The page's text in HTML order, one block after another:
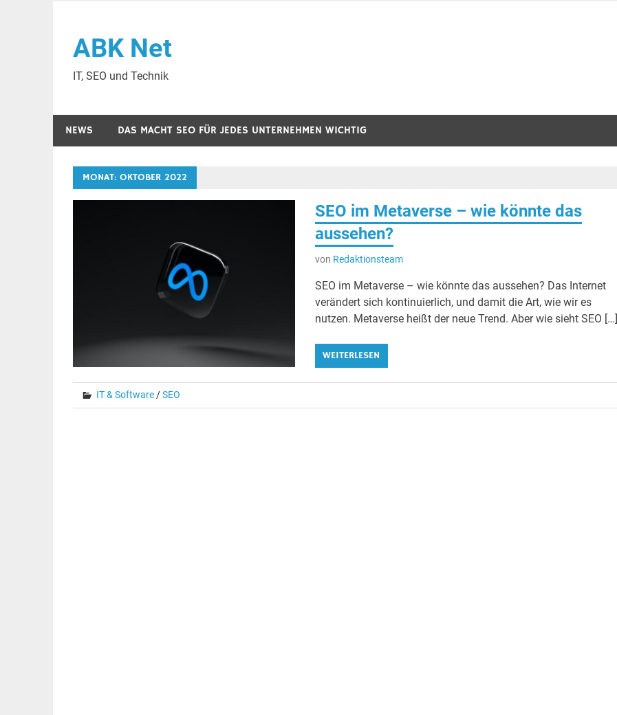
springen
ABK Net
IT, SEO und Technik
NEWS DAS MACHT SEO FÜR JEDES UNTERNEHMEN WICHTIG
MONAT: OKTOBER 2022
SEO im Metaverse – wie könnte das
aussehen?
von Redaktionsteam
SEO im Metaverse – wie könnte das aussehen? Das Internet
verändert sich kontinuierlich, und damit die Art, wie wir es
nutzen. Metaverse heißt der neue Trend. Aber wie sieht SEO […]
WEITERLESEN
IT & Software/SEO